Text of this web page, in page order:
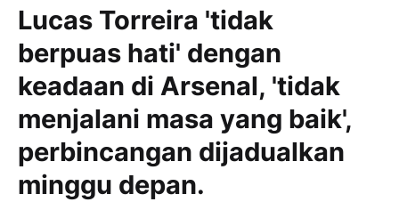
Lucas Torreira 'tidak
berpuas hati' dengan
keadaan di Arsenal, 'tidak
menjalani masa yang baik',
perbincangan dijadualkan
minggu depan.